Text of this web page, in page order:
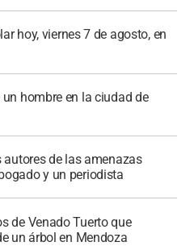
hoy, viernes 7 de agosto, en
hombre en la ciudad de
de las amenazas
y un periodista
de Venado Tuerto que
un árbol en Mendoza